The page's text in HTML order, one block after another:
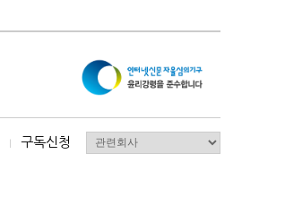
I 구독신청